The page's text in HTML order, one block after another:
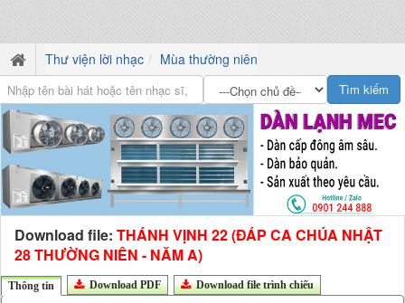
Thư viện lời nhạc Mùa thường niên
Download file: THÁNH VỊNH 22 (ĐÁP CA CHÚA NHẬT
28 THƯỜNG NIÊN - NĂM A)
Thông tin Download PDF Download file trình chiếu